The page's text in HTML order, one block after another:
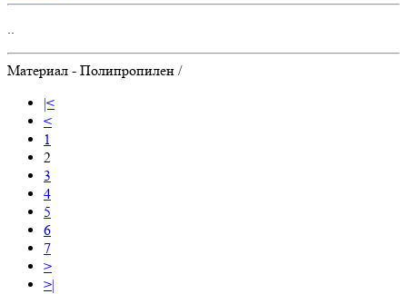
..
Материал - Полипропилен /
|<
<
1
2
3
4
5
6
7
>
>|